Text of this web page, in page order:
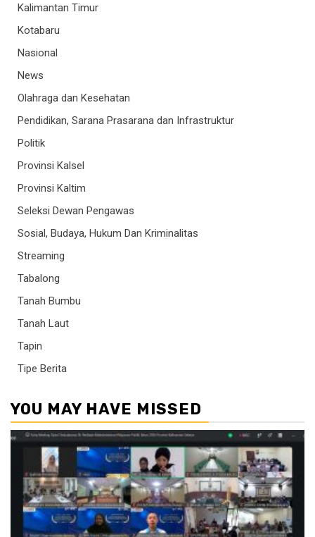
Kalimantan Timur
Kotabaru
Nasional
News
Olahraga dan Kesehatan
Pendidikan, Sarana Prasarana dan Infrastruktur
Politik
Provinsi Kalsel
Provinsi Kaltim
Seleksi Dewan Pengawas
Sosial, Budaya, Hukum Dan Kriminalitas
Streaming
Tabalong
Tanah Bumbu
Tanah Laut
Tapin
Tipe Berita
YOU MAY HAVE MISSED